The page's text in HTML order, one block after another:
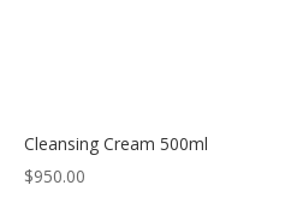
Cleansing Cream 500ml
$950.00